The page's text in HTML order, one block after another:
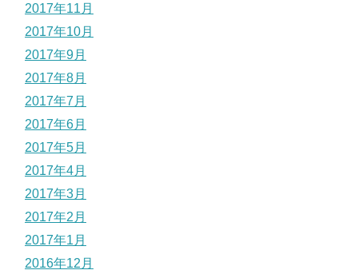
2017年11月
2017年10月
2017年9月
2017年8月
2017年7月
2017年6月
2017年5月
2017年4月
2017年3月
2017年2月
2017年1月
2016年12月